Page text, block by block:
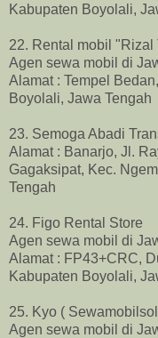
Kabupaten Boyolali,
22. Rental mobil "Rizal
Agen sewa mobil di
Alamat : Tempel
Boyolali, Jawa Tengah
23. Semoga Abadi
Alamat : Banarjo, Jl.
Gagaksipat, Kec.
Tengah
24. Figo Rental Store
Agen sewa mobil di
Alamat : FP43+CRC,
Kabupaten Boyolali,
25. Kyo (
Agen sewa mobil di